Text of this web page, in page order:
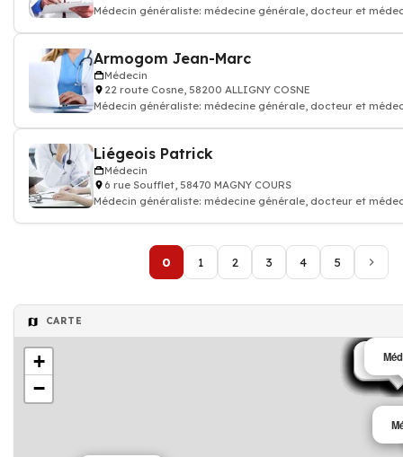
Médecin généraliste: médecine générale, docteur et
Armogom Jean-Marc
Médecin
22 route Cosne, 58200 ALLIGNY COSNE
Médecin généraliste: médecine générale, docteur et
Liégeois Patrick
Médecin
6 rue Soufflet, 58470 MAGNY COURS
Médecin généraliste: médecine générale, docteur et
0 1 2 3 4 5
CARTE
+
−